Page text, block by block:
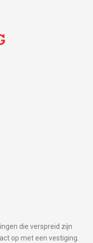
die verspreid zijn
op met een vestiging.